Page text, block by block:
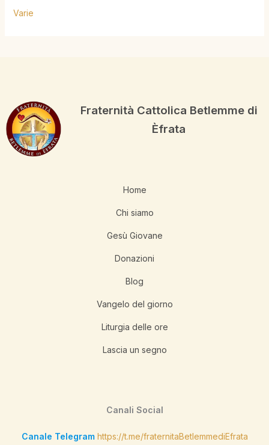
Varie
Fraternità Cattolica Betlemme di
Èfrata
Home
Chi siamo
Gesù Giovane
Donazioni
Blog
Vangelo del giorno
Liturgia delle ore
Lascia un segno
Canali Social
Canale Telegram https://t.me/fraternitaBetlemmediEfrata